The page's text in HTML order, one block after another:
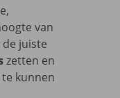
van
juiste
zetten en
kunnen